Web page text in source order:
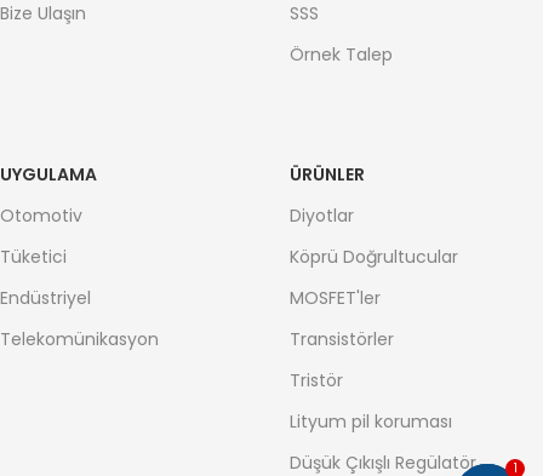
Bize Ulaşın
SSS
Örnek Talep
UYGULAMA
Otomotiv
Tüketici
Endüstriyel
Telekomünikasyon
ÜRÜNLER
Diyotlar
Köprü Doğrultucular
MOSFET'ler
Transistörler
Tristör
Lityum pil koruması
Düşük Çıkışlı Regülatör
1